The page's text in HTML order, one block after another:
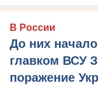
В России
До них
главком ВСУ
поражение